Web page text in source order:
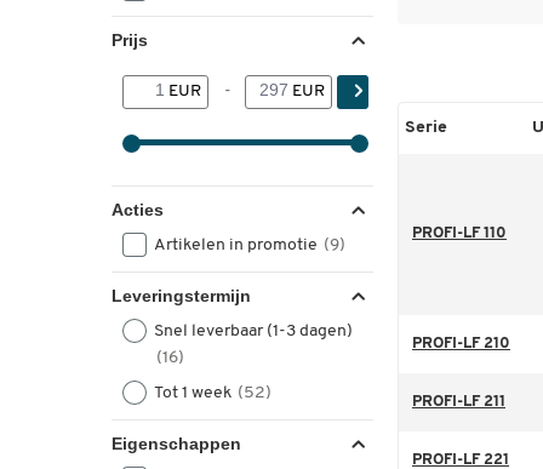
Prijs
EUR - EUR
Acties
Artikelen in promotie (9)
Leveringstermijn
Snel leverbaar (1-3 dagen)
(16)
Tot 1 week (52)
Eigenschappen
Serie
PROFI-LF 110
PROFI-LF 210
PROFI-LF 211
PROFI-LF 221